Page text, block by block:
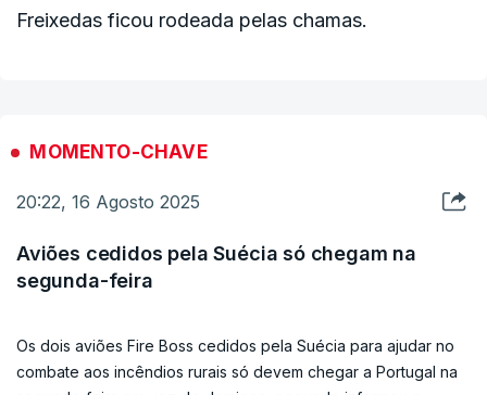
Freixedas ficou rodeada pelas chamas.
MOMENTO-CHAVE
20:22, 16 Agosto 2025
Aviões cedidos pela Suécia só chegam na
segunda-feira
Os dois aviões Fire Boss cedidos pela Suécia para ajudar no
combate aos incêndios rurais só devem chegar a Portugal na